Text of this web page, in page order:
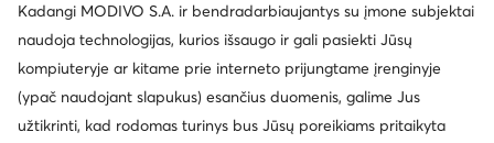
Kadangi MODIVO S.A. ir bendradarbiaujantys su įmone subjektai
naudoja technologijas, kurios išsaugo ir gali pasiekti Jūsų
kompiuteryje ar kitame prie interneto prijungtame įrenginyje
(ypač naudojant slapukus) esančius duomenis, galime Jus
užtikrinti, kad rodomas turinys bus Jūsų poreikiams pritaikyta